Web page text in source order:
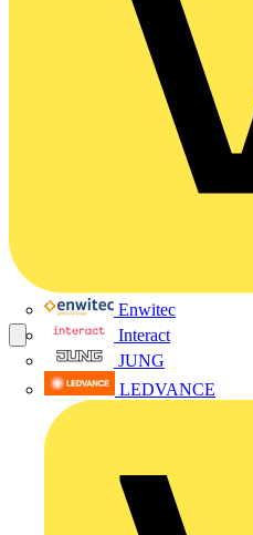
Enwitec
Interact
JUNG
LEDVANCE